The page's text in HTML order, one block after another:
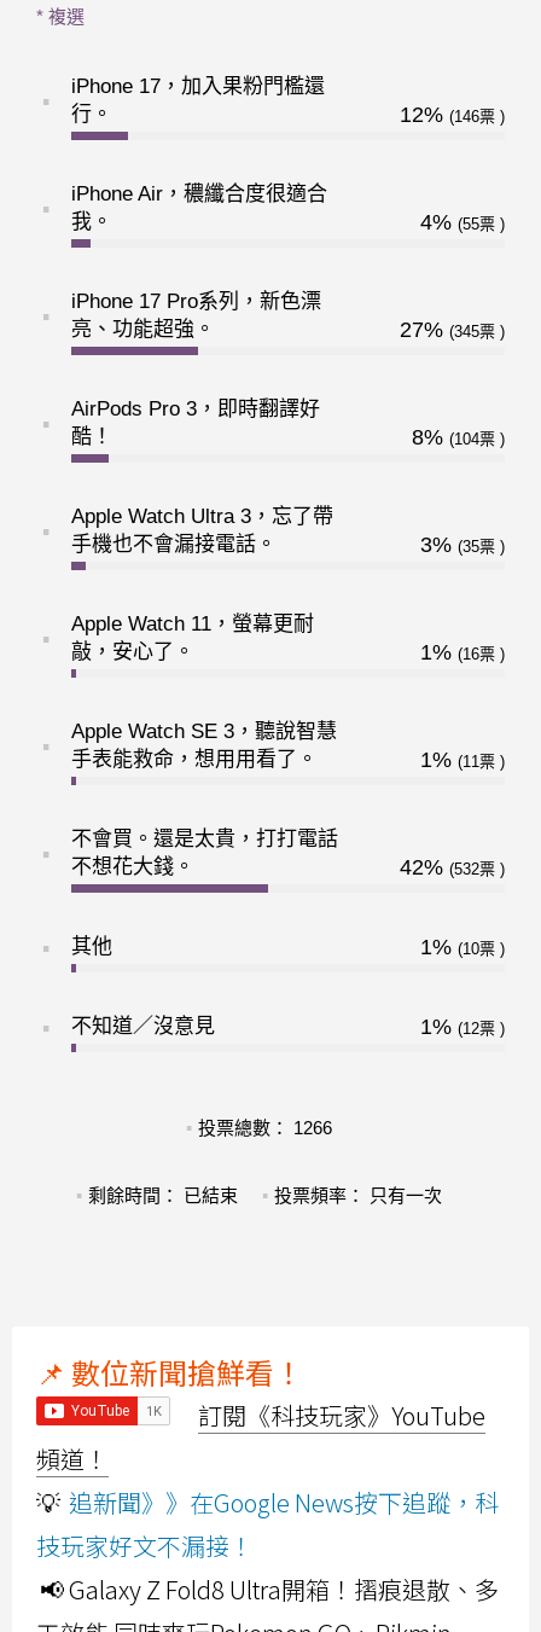
* 複選
iPhone 17，加入果粉門檻還
行。
12% 146
iPhone Air，穠纖合度很適合
我。
4% 55
iPhone 17 Pro系列，新色漂
亮、功能超強。
27% 345
AirPods Pro 3，即時翻譯好
酷！
8% 104
Apple Watch Ultra 3，忘了帶
手機也不會漏接電話。
3% 35
Apple Watch 11，螢幕更耐
敲，安心了。
1% 16
Apple Watch SE 3，聽說智慧
手表能救命，想用用看了。
1% 11
不會買。還是太貴，打打電話
不想花大錢。
42% 532
其他 1% 10
不知道／沒意見 1% 12
投票總數： 1266
剩餘時間： 已結束 投票頻率： 只有一次
📌 數位新聞搶鮮看！
訂閱《科技玩家》YouTube
頻道！
💡 追新聞》》在Google News按下追蹤，科
技玩家好文不漏接！
📢 Galaxy Z Fold8 Ultra開箱！摺痕退散、多